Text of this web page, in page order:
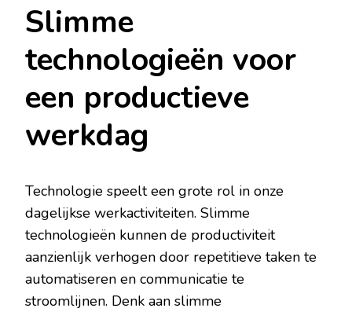
Slimme
technologieën voor
een productieve
werkdag
Technologie speelt een grote rol in onze
dagelijkse werkactiviteiten. Slimme
technologieën kunnen de productiviteit
aanzienlijk verhogen door repetitieve taken te
automatiseren en communicatie te
stroomlijnen. Denk aan slimme